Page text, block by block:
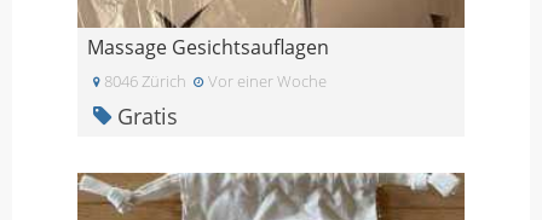
Massage Gesichtsauflagen
8046 Zürich Vor einer Woche
Gratis